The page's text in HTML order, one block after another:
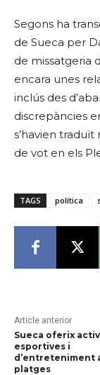
Segons ha
de Sueca per
de missatgeria
encara unes
inclús des
discrepàncies
s’havien
de vot en els
TAGS política
Article anterior
Sueca oferix
esportives i
d’entreteniment
platges